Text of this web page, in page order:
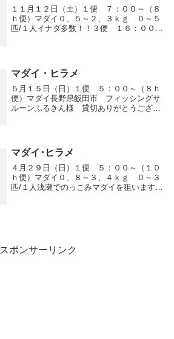
１１月１２日（土）１便 ７：００～（８
ｈ便）マダイ０、５～２、３ｋｇ ０～５
匹/１人イナダ多数！！３便 １６：００
サブリ ７...
マダイ・ヒラメ
５月１５日（日）１便 ５：００～（８ｈ
便）マダイ長野県飯田市 フィッシングサ
ルーンふるきん様 貸切ありがとうござい
匹４便 ２３...
マダイ･ヒラメ
４月２９日（日）１便 ５：００～（１０
ｈ便）マダイ０、８～３、４ｋｇ ０～３
匹/１人浅瀬でのっこみマダイを狙いますの
スポンサーリンク